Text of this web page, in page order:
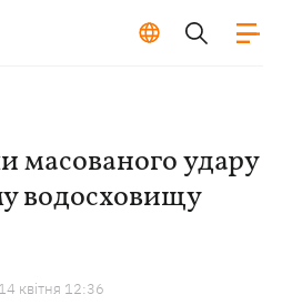
масованого удару
водосховищу
14 квiтня 12:36